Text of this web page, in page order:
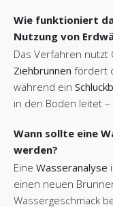
Wie funktioniert
Nutzung von
Das Verfahren nutzt
Ziehbrunnen fördert
während ein
in den Boden leitet
Wann sollte eine
werden?
Eine Wasseranalyse
einen neuen
Wassergeschmack